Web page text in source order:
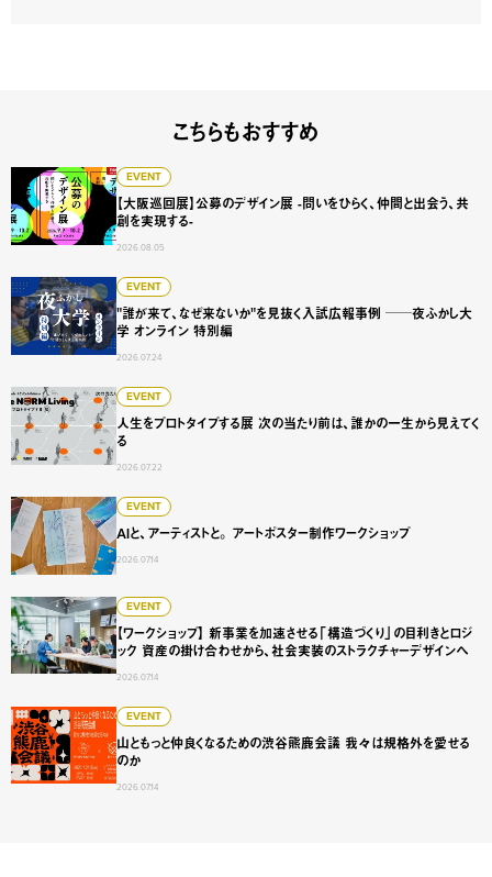
こちらもおすすめ
EVENT
【大阪巡回展】公募のデザイン展 -問いをひらく、仲間と出会う、共
創を実現する-
2026.08.05
【大阪巡回展】公募のデザイン展 -問いをひらく、仲間と出
EVENT
"誰が来て、なぜ来ないか"を見抜く入試広報事例 ──夜ふかし大
学 オンライン 特別編
2026.07.24
"誰が来て、なぜ来ないか"を見抜く入試広報事例 ──夜ふか
EVENT
人生をプロトタイプする展 次の当たり前は、誰かの一生から見えてく
る
2026.07.22
人生をプロトタイプする展 次の当たり前は、誰かの一生か
EVENT
AIと、アーティストと。 アートポスター制作ワークショップ
2026.07.14
AIと、アーティストと。 アートポスター制作ワークショップ
EVENT
【ワークショップ】 新事業を加速させる「構造づくり」の目利きとロジ
ック 資産の掛け合わせから、社会実装のストラクチャーデザインへ
2026.07.14
【ワークショップ】 新事業を加速させる「構造づくり」の
EVENT
山ともっと仲良くなるための渋谷熊鹿会議 我々は規格外を愛せる
のか
2026.07.14
山ともっと仲良くなるための渋谷熊鹿会議 我々は規格外を